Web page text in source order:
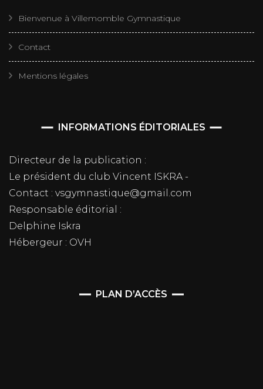
Bienvenue à Villemomble Gymnastique
Contact
Mentions légales
INFORMATIONS ÉDITORIALES
Directeur de la publication :
Le président du club Vincent ISKRA -
Contact : vsgymnastique@gmail.com
Responsable éditorial :
Delphine Iskra
Hébergeur : OVH
PLAN D’ACCÈS